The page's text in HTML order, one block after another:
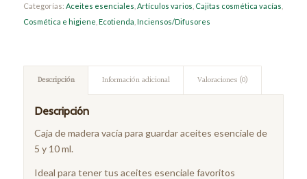
Categorías: Aceites esenciales Artículos varios Cajitas cosmética vacías
Cosmética e higiene Ecotienda Inciensos/Difusores
Descripción Información adicional Valoraciones (0)
Descripción
Caja de madera vacía para guardar aceites esenciale de
5 y 10 ml.
Ideal para tener tus aceites esenciale favoritos